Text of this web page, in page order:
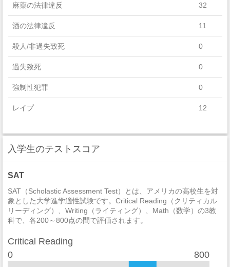
Engineering Technologies And Engineering-Related Fields
麻薬の法律違反 32
酒の法律違反 11
殺人/非過失致死 0
過失致死 0
強制性犯罪 0
レイプ 12
非強制性犯罪
法定強姦 0
強盗 7
59
入学生のテストスコア
SAT
SAT（Scholastic Assessment Test）とは、アメリカの高校生を対
象とした大学進学適性試験です。Critical Reading（クリティカル
リーディング）、Writing（ライティング）、Math（数学）の3教
科で、各200～800点の間で評価されます。
Critical Reading
0
800